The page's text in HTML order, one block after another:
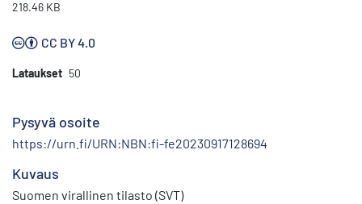
218.46 KB
CC BY 4.0
Lataukset 50
Pysyvä osoite
https://urn.fi/URN:NBN:fi-fe20230917128694
Kuvaus
Suomen virallinen tilasto (SVT)